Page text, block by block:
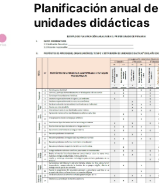
Planificación anual de
unidades didácticas